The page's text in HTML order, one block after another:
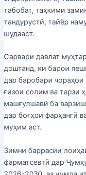
табобат, таҳкими
тандурустӣ, тайёр
шудааст.
Сарвари давлат
доштанд, ки барои
дар баробари чораҳои
ғизои солим ва тарзи
машғулшавӣ ба
дар боғҳои фарҳангӣ
муҳим аст.
Зимни баррасии
фарматсевтӣ дар